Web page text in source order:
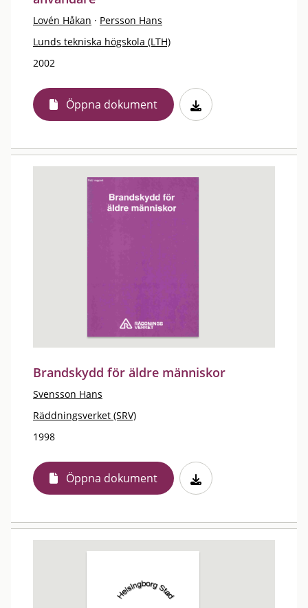
Lovén Håkan · Persson Hans
Lunds tekniska högskola (LTH)
2002
Öppna dokument
Brandskydd för äldre människor
Svensson Hans
Räddningsverket (SRV)
1998
Öppna dokument